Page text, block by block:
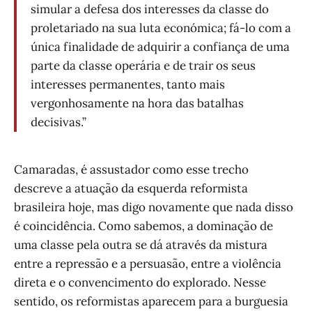
simular a defesa dos interesses da classe do
proletariado na sua luta económica; fá-lo com a
única finalidade de adquirir a confiança de uma
parte da classe operária e de trair os seus
interesses permanentes, tanto mais
vergonhosamente na hora das batalhas
decisivas.”
Camaradas, é assustador como esse trecho
descreve a atuação da esquerda reformista
brasileira hoje, mas digo novamente que nada disso
é coincidência. Como sabemos, a dominação de
uma classe pela outra se dá através da mistura
entre a repressão e a persuasão, entre a violência
direta e o convencimento do explorado. Nesse
sentido, os reformistas aparecem para a burguesia